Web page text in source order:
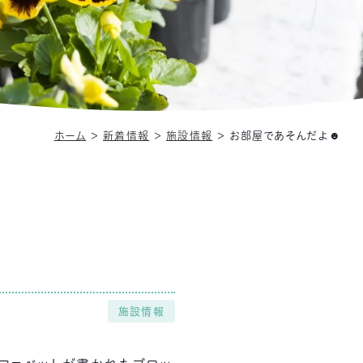
ホーム ＞新着情報 ＞施設情報 ＞ お部屋であそんだよ☻
施設情報